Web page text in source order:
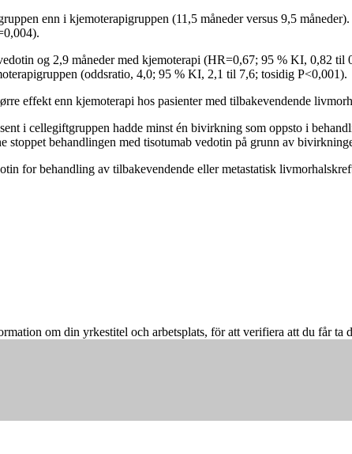
enn i kjemoterapigruppen (11,5 måneder versus 9,5
og 2,9 måneder med kjemoterapi (HR=0,67; 95 % KI, 0,82 til
(oddsratio, 4,0; 95 % KI, 2,1 til 7,6; tosidig P<0,001).
effekt enn kjemoterapi hos pasienter med tilbakevendende
i cellegiftgruppen hadde minst én bivirkning som oppsto i
stoppet behandlingen med tisotumab vedotin på grunn av
for behandling av tilbakevendende eller metastatisk
om din yrkestitel och arbetsplats, för att verifiera att du får ta